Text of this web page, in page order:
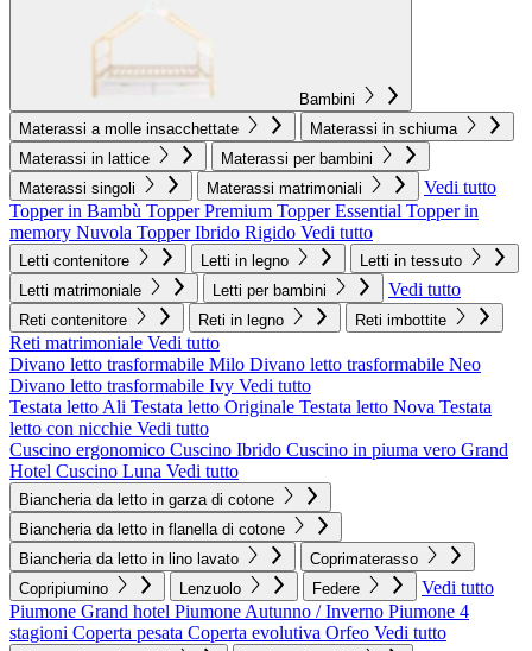
Bambini
Materassi a molle insacchettate
Materassi in schiuma
Materassi in lattice
Materassi per bambini
Materassi singoli
Materassi matrimoniali
Vedi tutto
Topper in Bambù Topper Premium Topper Essential Topper in
memory Nuvola Topper Ibrido Rigido Vedi tutto
Letti contenitore Letti in legno
Letti in tessuto
Letti matrimoniale
Letti per bambini Vedi tutto
Reti contenitore Reti in legno Reti imbottite
Reti matrimoniale Vedi tutto
Divano letto trasformabile Milo Divano letto trasformabile Neo
Divano letto trasformabile Ivy Vedi tutto
Testata letto Ali Testata letto Originale Testata letto Nova Testata
letto con nicchie Vedi tutto
Cuscino ergonomico Cuscino Ibrido Cuscino in piuma vero Grand
Hotel Cuscino Luna Vedi tutto
Biancheria da letto in garza di cotone
Biancheria da letto in flanella di cotone
Biancheria da letto in lino lavato
Coprimaterasso
Copripiumino
Lenzuolo Federe
Vedi tutto
Piumone Grand hotel Piumone Autunno / Inverno Piumone 4
stagioni Coperta pesata Coperta evolutiva Orfeo Vedi tutto